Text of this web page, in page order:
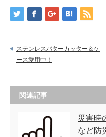
ステンレスバターカッター＆ケ
ース愛用中！
関連記事
災害時
など防